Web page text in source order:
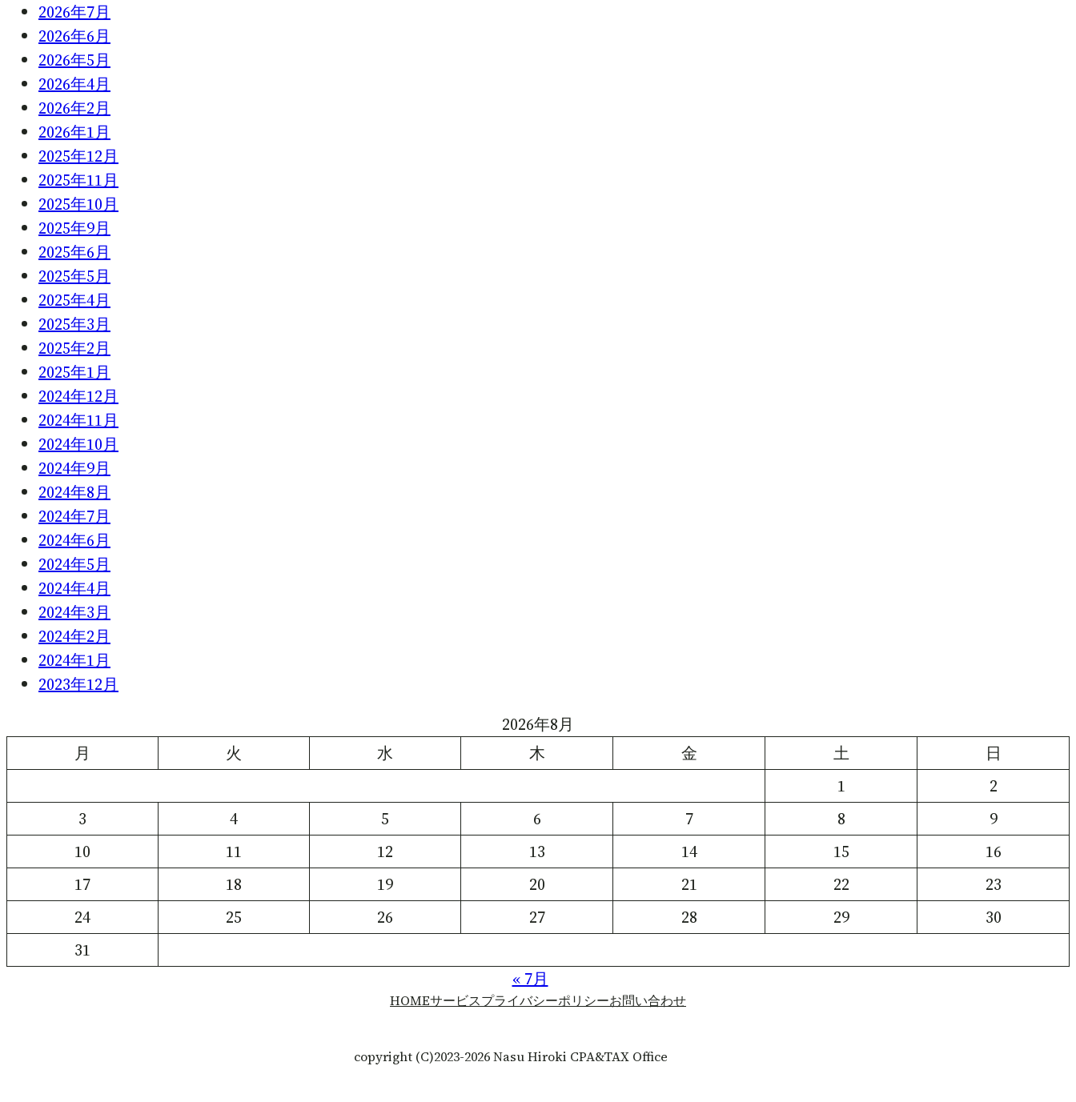
2026年7月
2026年6月
2026年5月
2026年4月
2026年2月
2026年1月
2025年12月
2025年11月
2025年10月
2025年9月
2025年6月
2025年5月
2025年4月
2025年3月
2025年2月
2025年1月
2024年12月
2024年11月
2024年10月
2024年9月
2024年8月
2024年7月
2024年6月
2024年5月
2024年4月
2024年3月
2024年2月
2024年1月
2023年12月
2026年8月
月
火 水 木 金 土
日
1
2
3
4 5 6 7 8
9
10
11 12 13 14 15
16
17
18 19 20 21 22
23
24
25 26 27 28 29
30
31
« 7月
HOMEサービスプライバシーポリシーお問い合わせ
copyright (C)2023-2026 Nasu Hiroki CPA&TAX Office